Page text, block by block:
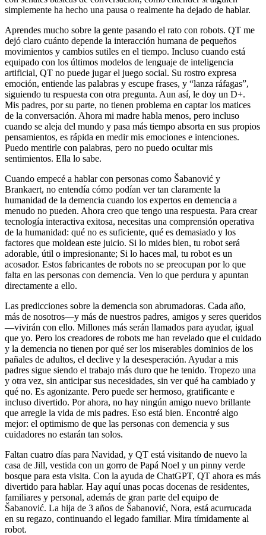
simplemente ha hecho una pausa o realmente ha dejado de hablar.
Aprendes mucho sobre la gente pasando el rato con robots. QT me
dejó claro cuánto depende la interacción humana de pequeños
movimientos y cambios sutiles en el tiempo. Incluso cuando está
equipado con los últimos modelos de lenguaje de inteligencia
artificial, QT no puede jugar el juego social. Su rostro expresa
emoción, entiende las palabras y escupe frases, y “lanza ráfagas”,
siguiendo tu respuesta con otra pregunta. Aun así, le doy un D+.
Mis padres, por su parte, no tienen problema en captar los matices
de la conversación. Ahora mi madre habla menos, pero incluso
cuando se aleja del mundo y pasa más tiempo absorta en sus propios
pensamientos, es rápida en medir mis emociones e intenciones.
Puedo mentirle con palabras, pero no puedo ocultar mis
sentimientos. Ella lo sabe.
Cuando empecé a hablar con personas como Šabanović y
Brankaert, no entendía cómo podían ver tan claramente la
humanidad de la demencia cuando los expertos en demencia a
menudo no pueden. Ahora creo que tengo una respuesta. Para crear
tecnología interactiva exitosa, necesitas una comprensión operativa
de la humanidad: qué no es suficiente, qué es demasiado y los
factores que moldean este juicio. Si lo mides bien, tu robot será
adorable, útil o impresionante; Si lo haces mal, tu robot es un
acosador. Estos fabricantes de robots no se preocupan por lo que
falta en las personas con demencia. Ven lo que perdura y apuntan
directamente a ello.
Las predicciones sobre la demencia son abrumadoras. Cada año,
más de nosotros—y más de nuestros padres, amigos y seres queridos
—vivirán con ello. Millones más serán llamados para ayudar, igual
que yo. Pero los creadores de robots me han revelado que el cuidado
y la demencia no tienen por qué ser los miserables dominios de los
pañales de adultos, el declive y la desesperación. Ayudar a mis
padres sigue siendo el trabajo más duro que he tenido. Tropezo una
y otra vez, sin anticipar sus necesidades, sin ver qué ha cambiado y
qué no. Es agonizante. Pero puede ser hermoso, gratificante e
incluso divertido. Por ahora, no hay ningún amigo nuevo brillante
que arregle la vida de mis padres. Eso está bien. Encontré algo
mejor: el optimismo de que las personas con demencia y sus
cuidadores no estarán tan solos.
Faltan cuatro días para Navidad, y QT está visitando de nuevo la
casa de Jill, vestida con un gorro de Papá Noel y un pinny verde
bosque para esta visita. Con la ayuda de ChatGPT, QT ahora es más
divertido para hablar. Hay aquí unas pocas docenas de residentes,
familiares y personal, además de gran parte del equipo de
Šabanović. La hija de 3 años de Šabanović, Nora, está acurrucada
en su regazo, continuando el legado familiar. Mira tímidamente al
robot.